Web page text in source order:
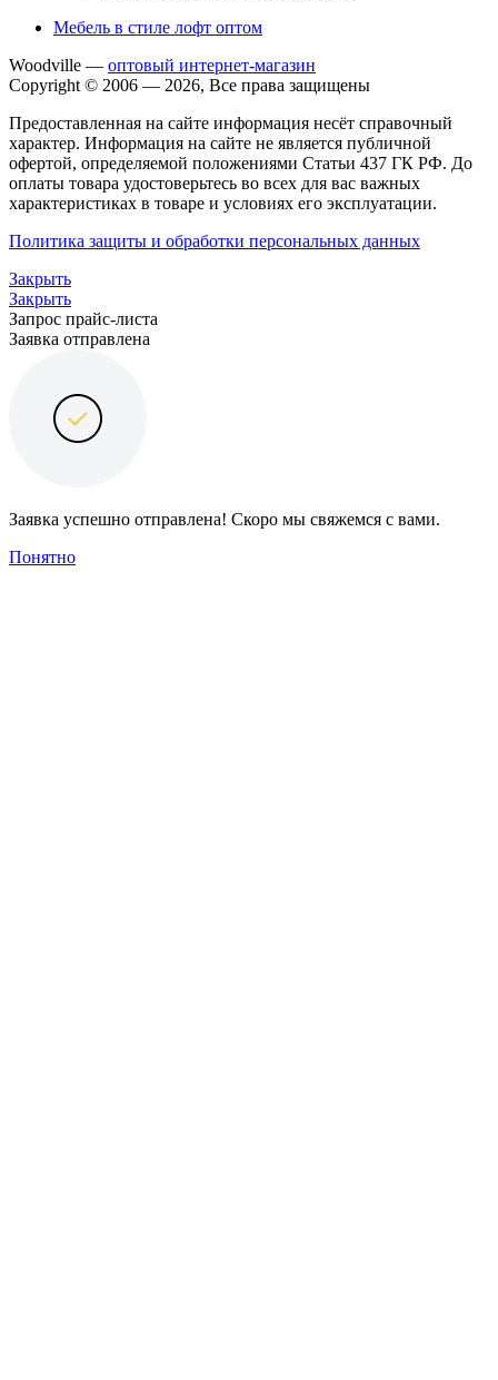
Мебель в стиле лофт оптом
Woodville — оптовый интернет-магазин
Copyright © 2006 — 2026, Все права защищены
Предоставленная на сайте информация несёт справочный
характер. Информация на сайте не является публичной
офертой, определяемой положениями Статьи 437 ГК РФ. До
оплаты товара удостоверьтесь во всех для вас важных
характеристиках в товаре и условиях его эксплуатации.
Политика защиты и обработки персональных данных
Закрыть
Закрыть
Запрос прайс-листа
Заявка отправлена
Заявка успешно отправлена! Скоро мы свяжемся с вами.
Понятно